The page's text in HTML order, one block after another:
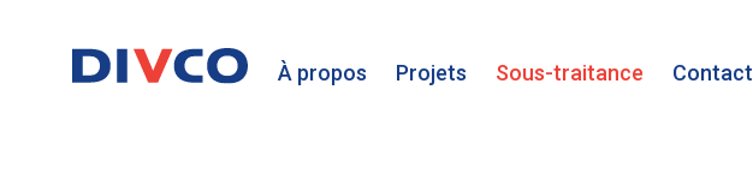
À propos Projets Sous-traitance Contact